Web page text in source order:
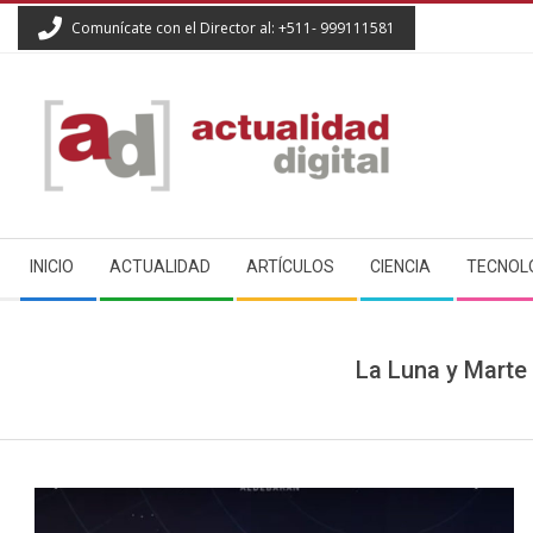
Comunícate con el Director al: +511- 999111581
ACTUALIDAD
DIGITAL
Navigation
Menu
INICIO ACTUALIDAD ARTÍCULOS CIENCIA
La Luna y